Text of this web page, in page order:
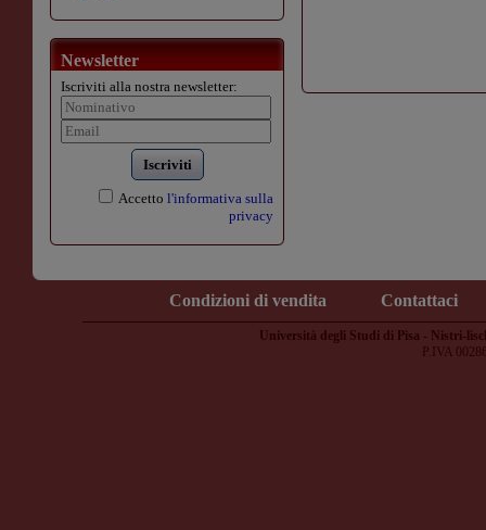
Newsletter
Iscriviti alla nostra newsletter:
Iscriviti
Accetto l'informativa sulla
privacy
Condizioni di vendita Contattaci
Università degli Studi di Pisa - Nistri-
P.IVA